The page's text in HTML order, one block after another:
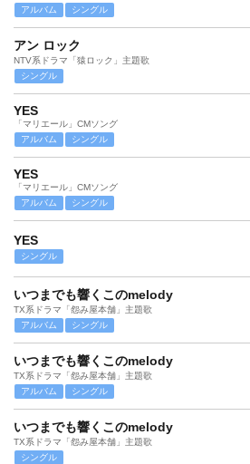
アルバム シングル
アン ロック
NTV系ドラマ「猿ロック」主題歌
シングル
YES
「マリエール」CMソング
アルバム
シングル
YES
「マリエール」CMソング
アルバム
シングル
YES
シングル
いつまでも響くこのmelody
TX系ドラマ「怨み屋本舗」主題歌
アルバム
シングル
いつまでも響くこのmelody
TX系ドラマ「怨み屋本舗」主題歌
アルバム
シングル
いつまでも響くこのmelody
TX系ドラマ「怨み屋本舗」主題歌
シングル